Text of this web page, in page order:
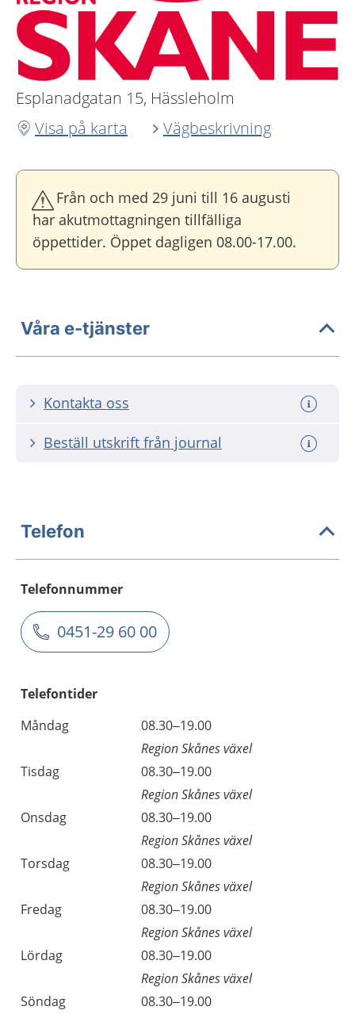
Esplanadgatan 15, Hässleholm
Visa på karta
Vägbeskrivning
Från och med 29 juni till 16 augusti
har akutmottagningen tillfälliga
öppettider. Öppet dagligen 08.00-17.00.
Våra e-tjänster
Kontakta oss
Beställ utskrift från journal
Telefon
Telefonnummer
0451-29 60 00
Telefontider
Måndag
08.30–19.00
Region Skånes växel
Tisdag
08.30–19.00
Region Skånes växel
Onsdag
08.30–19.00
Region Skånes växel
Torsdag
08.30–19.00
Region Skånes växel
Fredag
08.30–19.00
Region Skånes växel
Lördag
08.30–19.00
Region Skånes växel
Söndag
08.30–19.00